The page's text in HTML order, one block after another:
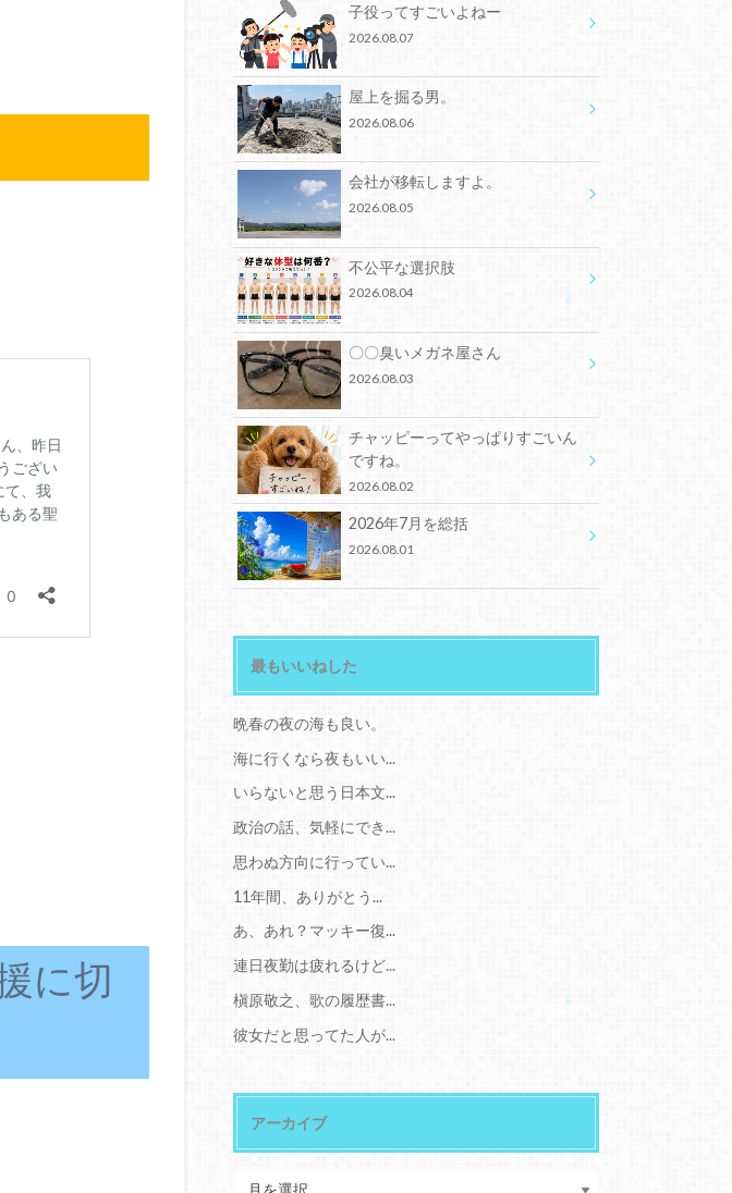
に切
子役ってすごいよねー
2026.08.07
屋上を掘る男。
2026.08.06
会社が移転しますよ。
2026.08.05
不公平な選択肢
2026.08.04
〇〇臭いメガネ屋さん
2026.08.03
チャッピーってやっぱりすごいん
ですね。
2026.08.02
2026年7月を総括
2026.08.01
最もいいねした
晩春の夜の海も良い。
海に行くなら夜もいい...
いらないと思う日本文...
政治の話、気軽にでき...
思わぬ方向に行ってい...
11年間、ありがとう...
あ、あれ？マッキー復...
連日夜勤は疲れるけど...
槇原敬之、歌の履歴書...
彼女だと思ってた人が...
アーカイブ